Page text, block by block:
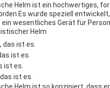
Helm ist ein hochwertiges,
wurde speziell
wesentliches Gerät für
Helm
das ist es.
ist es.
ist es.
ist es.
Helm ist so konzipiert, dass